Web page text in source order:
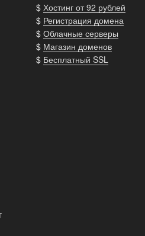
$ Хостинг от 92 рублей
$ Регистрация домена
$ Облачные серверы
$ Магазин доменов
$ Бесплатный SSL